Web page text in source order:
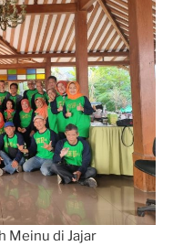
Meinu di Jajar